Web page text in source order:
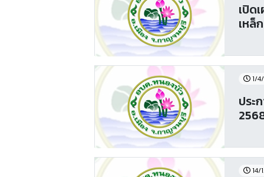
เปิด
เหล็
1/
ประ
14/